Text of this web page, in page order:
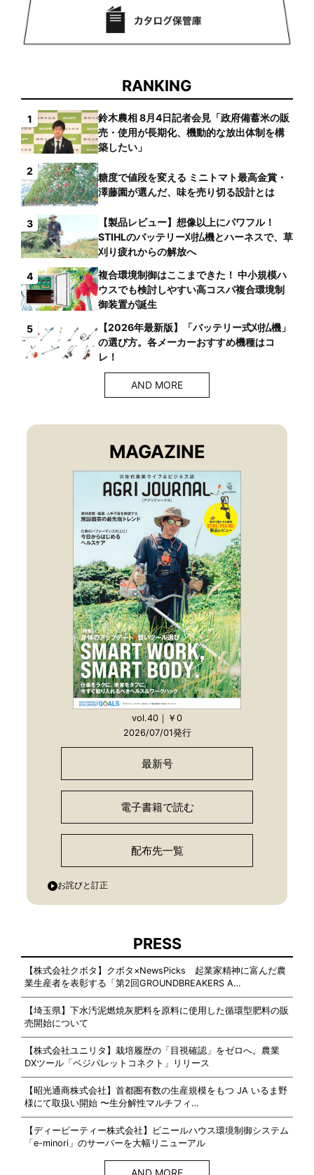
RANKING
1
鈴木農相 8月4日記者会見「政府備蓄米の販
売・使用が長期化、機動的な放出体制を構
築したい」
2
糖度で値段を変える ミニトマト最高金賞・
澤藤園が選んだ、味を売り切る設計とは
3
【製品レビュー】想像以上にパワフル！
STIHLのバッテリー刈払機とハーネスで、草
刈り疲れからの解放へ
4
複合環境制御はここまできた！ 中小規模ハ
ウスでも検討しやすい高コスパ複合環境制
御装置が誕生
5
【2026年最新版】「バッテリー式刈払機」
の選び方。各メーカーおすすめ機種はコ
レ！
AND MORE
MAGAZINE
vol.40｜￥0
2026/07/01発行
最新号
電子書籍で読む
配布先一覧
お詫びと訂正
PRESS
【株式会社クボタ】クボタ×NewsPicks 起業家精神に富んだ農
業生産者を表彰する「第2回GROUNDBREAKERS A…
【埼玉県】下水汚泥燃焼灰肥料を原料に使用した循環型肥料の販
売開始について
【株式会社ユニリタ】栽培履歴の「目視確認」をゼロへ。農業
DXツール「ベジパレットコネクト」リリース
【昭光通商株式会社】首都圏有数の生産規模をもつ JA いるま野
様にて取扱い開始 〜生分解性マルチフィ…
【ディーピーティー株式会社】ビニールハウス環境制御システム
「e-minori」のサーバーを大幅リニューアル
AND MORE